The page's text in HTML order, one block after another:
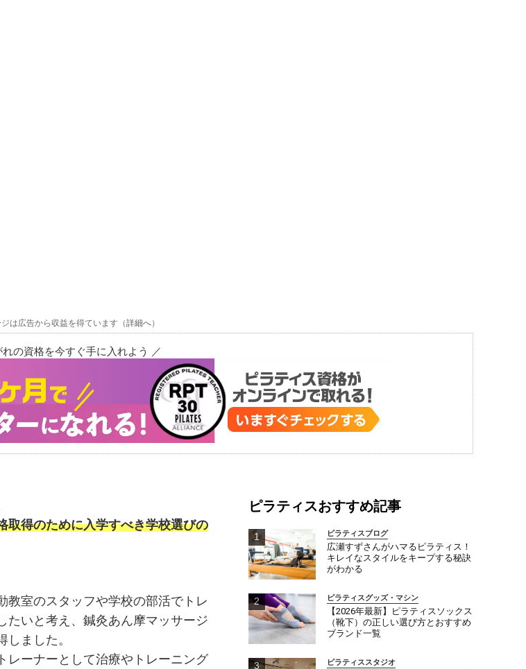
は広告から収益を得ています（詳細へ）
れの資格を今すぐ手に入れよう ／
取得のために入学すべき学校選びの
教室のスタッフや学校の部活でトレ
たいと考え、鍼灸あん摩マッサージ
ました。
レーナーとして治療やトレーニング
ピラティスおすすめ記事
ピラティスブログ
広瀬すずさんがハマるピラティス！
キレイなスタイルをキープする秘訣
がわかる
ピラティスグッズ・マシン
【2026年最新】ピラティスソックス
（靴下）の正しい選び方とおすすめ
ブランド一覧
ピラティススタジオ